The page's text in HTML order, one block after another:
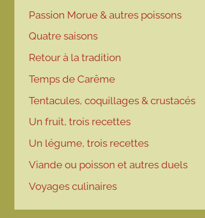
Passion Morue & autres poissons
Quatre saisons
Retour à la tradition
Temps de Carême
Tentacules, coquillages & crustacés
Un fruit, trois recettes
Un légume, trois recettes
Viande ou poisson et autres duels
Voyages culinaires